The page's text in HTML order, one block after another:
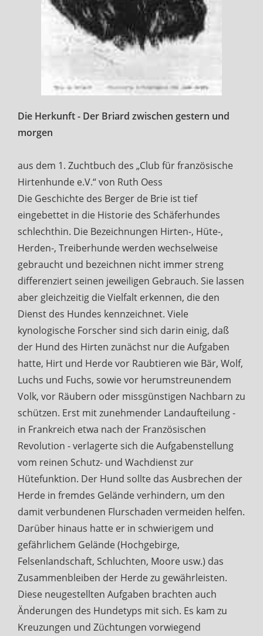
Die Herkunft - Der Briard zwischen gestern und
morgen
aus dem 1. Zuchtbuch des „Club für französische
Hirtenhunde e.V.“ von Ruth Oess
Die Geschichte des Berger de Brie ist tief
eingebettet in die Historie des Schäferhundes
schlechthin. Die Bezeichnungen Hirten-, Hüte-,
Herden-, Treiberhunde werden wechselweise
gebraucht und bezeichnen nicht immer streng
differenziert seinen jeweiligen Gebrauch. Sie lassen
aber gleichzeitig die Vielfalt erkennen, die den
Dienst des Hundes kennzeichnet. Viele
kynologische Forscher sind sich darin einig, daß
der Hund des Hirten zunächst nur die Aufgaben
hatte, Hirt und Herde vor Raubtieren wie Bär, Wolf,
Luchs und Fuchs, sowie vor herumstreunendem
Volk, vor Räubern oder missgünstigen Nachbarn zu
schützen. Erst mit zunehmender Landaufteilung -
in Frankreich etwa nach der Französischen
Revolution - verlagerte sich die Aufgabenstellung
vom reinen Schutz- und Wachdienst zur
Hütefunktion. Der Hund sollte das Ausbrechen der
Herde in fremdes Gelände verhindern, um den
damit verbundenen Flurschaden vermeiden helfen.
Darüber hinaus hatte er in schwierigem und
gefährlichem Gelände (Hochgebirge,
Felsenlandschaft, Schluchten, Moore usw.) das
Zusammenbleiben der Herde zu gewährleisten.
Diese neugestellten Aufgaben brachten auch
Änderungen des Hundetyps mit sich. Es kam zu
Kreuzungen und Züchtungen vorwiegend